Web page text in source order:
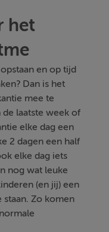
het
en op tijd
Dan is het
mee te
laatste week of
elke dag een
2 dagen een half
elke dag iets
nog wat leuke
(en jij) een
Zo komen